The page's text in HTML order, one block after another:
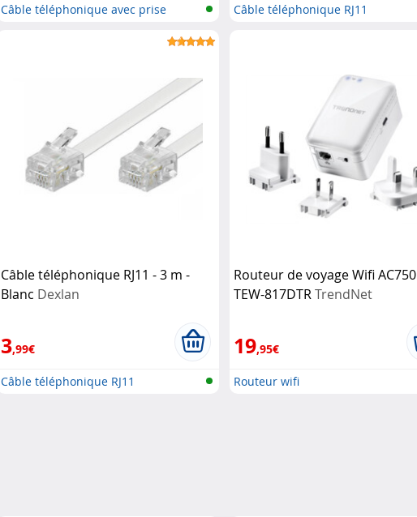
Câble téléphonique avec prise
Câble téléphonique RJ11
Câble téléphonique RJ11 - 3 m -
Blanc Dexlan
3,99€
Câble téléphonique RJ11
Routeur de voyage Wifi AC750
TEW-817DTRTrendNet
19,95€
Routeur wifi